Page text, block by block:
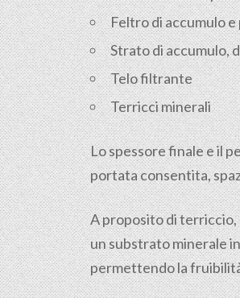
Feltro di accumulo
Strato di accumulo,
Telo filtrante
Terricci minerali
Lo spessore finale e il
portata consentita,
A proposito di
un substrato minerale
permettendo la